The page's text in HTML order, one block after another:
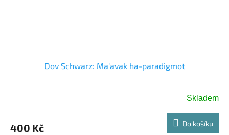
Dov Schwarz: Ma'avak ha-paradigmot
Skladem
400 Kč Do košíku